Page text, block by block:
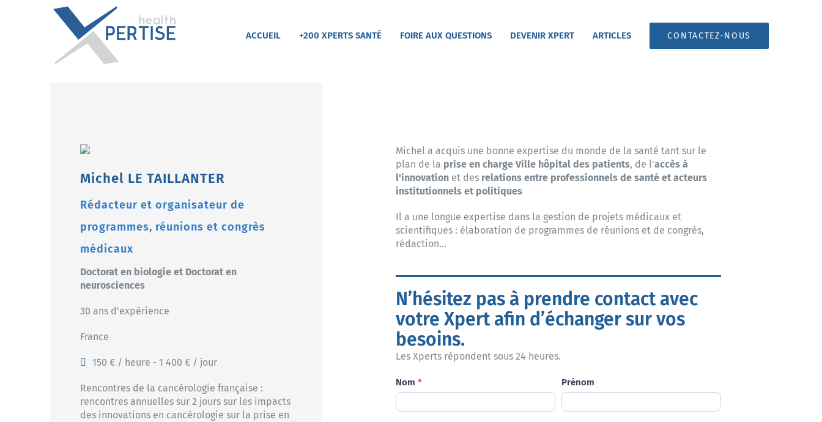
ACCUEIL +200 XPERTS SANTÉ FOIRE AUX QUESTIONS DEVENIR XPERT ARTICLES CONTACTEZ-NOUS
Michel LE TAILLANTER
Rédacteur et organisateur de
programmes, réunions et congrès
médicaux
Doctorat en biologie et Doctorat en
neurosciences
30 ans d'expérience
France
150 € / heure - 1 400 € / jour
Rencontres de la cancérologie française :
rencontres annuelles sur 2 jours sur les impacts
des innovations en cancérologie sur la prise en
Michel a acquis une bonne expertise du monde de la santé tant sur le
plan de la prise en charge Ville hôpital des patients, de l'accès à
l'innovationet des relations entre professionnels de santé et acteurs
institutionnels et politiques
Il a une longue expertise dans la gestion de projets médicaux et
scientifiques : élaboration de programmes de réunions et de congrès,
rédaction...
N’hésitez pas à prendre contact avec
votre Xpert afin d’échanger sur vos
besoins.
Les Xperts répondent sous 24 heures.
Demande
Nom * Prénom